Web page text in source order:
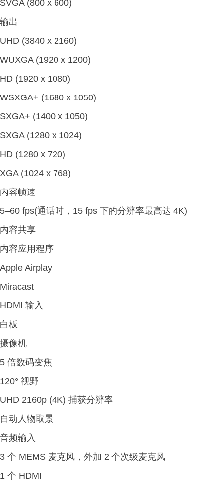
SVGA (800 x 600)
输出
UHD (3840 x 2160)
WUXGA (1920 x 1200)
HD (1920 x 1080)
WSXGA+ (1680 x 1050)
SXGA+ (1400 x 1050)
SXGA (1280 x 1024)
HD (1280 x 720)
XGA (1024 x 768)
内容帧速
5–60 fps(通话时，15 fps 下的分辨率最高达 4K)
内容共享
内容应用程序
Apple Airplay
Miracast
HDMI 输入
白板
摄像机
5 倍数码变焦
120° 视野
UHD 2160p (4K) 捕获分辨率
自动人物取景
音频输入
3 个 MEMS 麦克风，外加 2 个次级麦克风
1 个 HDMI